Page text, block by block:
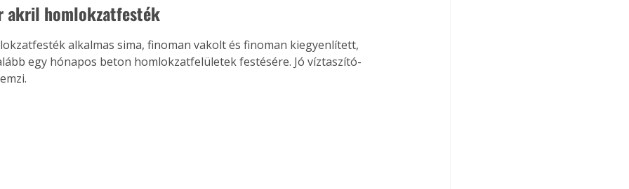
akril homlokzatfesték
egy hónapos beton homlokzatfelületek festésére. Jó víztaszító-